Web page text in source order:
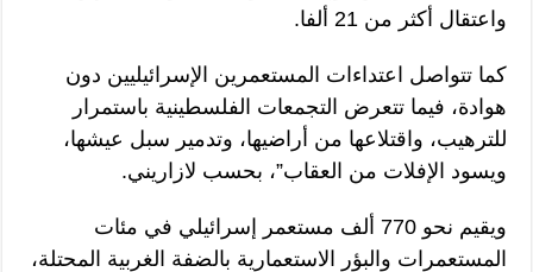
واعتقال أكثر من 21 ألفا.
كما تتواصل اعتداءات المستعمرين الإسرائيليين دون
هوادة، فيما تتعرض التجمعات الفلسطينية باستمرار
للترهيب، واقتلاعها من أراضيها، وتدمير سبل عيشها،
ويسود الإفلات من العقاب”، بحسب لازاريني.
ويقيم نحو 770 ألف مستعمر إسرائيلي في مئات
المستعمرات والبؤر الاستعمارية بالضفة الغربية المحتلة،